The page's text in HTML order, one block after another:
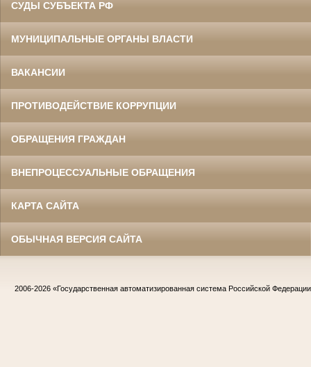
СУДЫ СУБЪЕКТА РФ
МУНИЦИПАЛЬНЫЕ ОРГАНЫ ВЛАСТИ
ВАКАНСИИ
ПРОТИВОДЕЙСТВИЕ КОРРУПЦИИ
ОБРАЩЕНИЯ ГРАЖДАН
ВНЕПРОЦЕССУАЛЬНЫЕ ОБРАЩЕНИЯ
КАРТА САЙТА
ОБЫЧНАЯ ВЕРСИЯ САЙТА
2006-2026 «Государственная автоматизированная система Российской